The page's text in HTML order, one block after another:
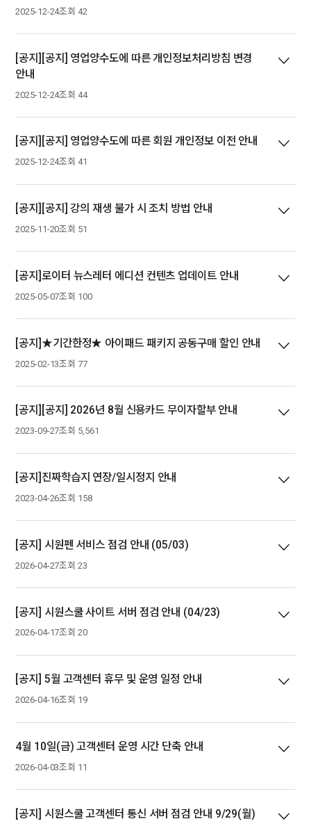
2025-12-24조회 42
[공지][공지] 영업양수도에 따른 개인정보처리방침 변경
안내
2025-12-24조회 44
[공지][공지] 영업양수도에 따른 회원 개인정보 이전 안내
2025-12-24조회 41
[공지][공지] 강의 재생 불가 시 조치 방법 안내
2025-11-20조회 51
[공지]로이터 뉴스레터 에디션 컨텐츠 업데이트 안내
2025-05-07조회 100
[공지]★기간한정★ 아이패드 패키지 공동구매 할인 안내
2025-02-13조회 77
[공지][공지] 2026년 8월 신용카드 무이자할부 안내
2023-09-27조회 5,561
[공지]진짜학습지 연장/일시정지 안내
2023-04-26조회 158
[공지] 시원펜 서비스 점검 안내 (05/03)
2026-04-27조회 23
[공지] 시원스쿨 사이트 서버 점검 안내 (04/23)
2026-04-17조회 20
[공지] 5월 고객센터 휴무 및 운영 일정 안내
2026-04-16조회 19
4월 10일(금) 고객센터 운영 시간 단축 안내
2026-04-03조회 11
[공지] 시원스쿨 고객센터 통신 서버 점검 안내 9/29(월)